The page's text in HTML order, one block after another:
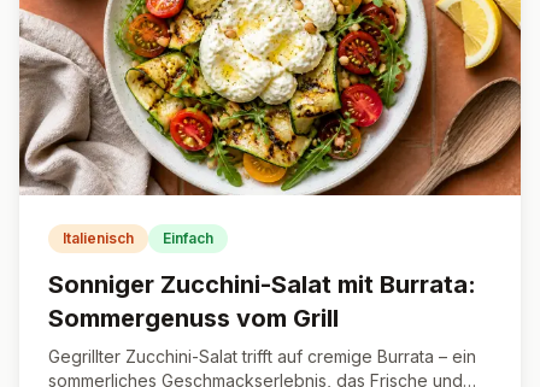
Italienisch Einfach
Sonniger Zucchini-Salat mit Burrata:
Sommergenuss vom Grill
Gegrillter Zucchini-Salat trifft auf cremige Burrata – ein
sommerliches Geschmackserlebnis, das Frische und